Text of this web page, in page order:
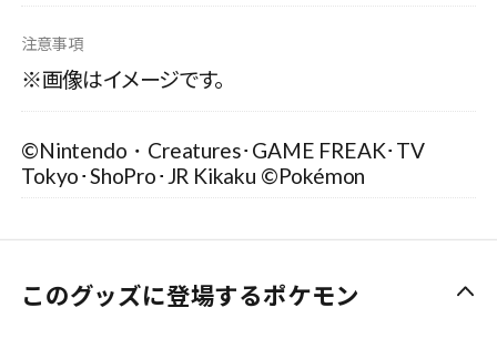
注意事項
※画像はイメージです。
©Nintendo・Creatures･GAME FREAK･TV
Tokyo･ShoPro･JR Kikaku ©Pokémon
このグッズに登場するポケモン